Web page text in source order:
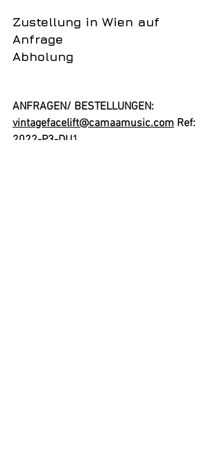
Zustellung in Wien auf
Anfrage
Abholung
ANFRAGEN/ BESTELLUNGEN:
vintagefacelift@camaamusic.com Ref:
2022-P3-DU1